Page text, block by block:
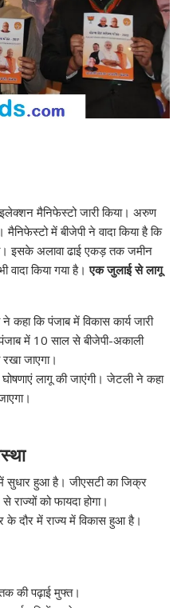
मैनिफेस्टो जारी किया। अरुण
में बीजेपी ने वादा किया है कि
इसके अलावा ढाई एकड़ तक जमीन
वादा किया गया है।एक जुलाई से लागू
कि पंजाब में विकास कार्य जारी
में 10 साल से बीजेपी-अकाली
जाएगा।
लागू की जाएंगी। जेटली ने कहा
सुधार हुआ है। जीएसटी का जिक्र
को फायदा होगा।
के दौर में राज्य में विकास हुआ है।
तक की पढ़ाई मुफ्त।